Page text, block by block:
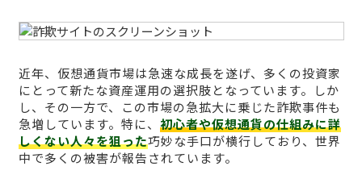
近年、仮想通貨市場は急速な成長を遂げ、多くの投資家
にとって新たな資産運用の選択肢となっています。しか
し、その一方で、この市場の急拡大に乗じた詐欺事件も
急増しています。特に、 初心者や仮想通貨の仕組みに詳
しくない人々を狙った巧妙な手口が横行しており、世界
中で多くの被害が報告されています。